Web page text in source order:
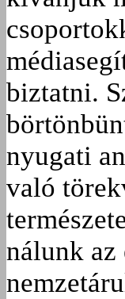
biztatni.
nyugati
való
nálunk az